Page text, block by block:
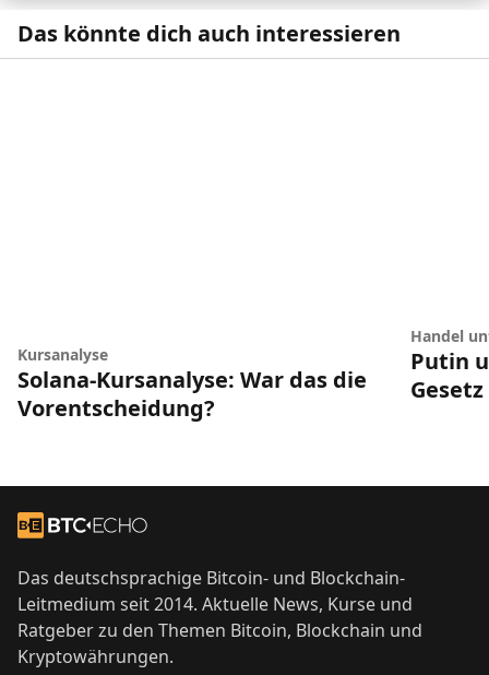
Das könnte dich auch interessieren
Kursanalyse
Solana-Kursanalyse: War das die
Vorentscheidung?
Handel
Putin
Zur Startseite
Das deutschsprachige Bitcoin- und Blockchain-
Leitmedium seit 2014. Aktuelle News, Kurse und
Ratgeber zu den Themen Bitcoin, Blockchain und
Kryptowährungen.